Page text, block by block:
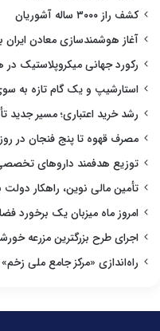
کشف راز ۳۰۰۰ ساله آشوریان
آغاز هوشمندسازی معادن
رکورد جهانی میکروپلاستیک
استارشیپ و یک گام تازه به
رشد خرید اعتباری؛ مسیر جدید
مصرف قهوه تا پنج فنجان در
توزیع هدفمند داروهای تخصصی
تأمین مالی نوین، راهکار
امروز ماه میزبان یک برخورد
اجرای طرح بزرگترین مزرعه
راه‌اندازی «مرکز جامع ملی